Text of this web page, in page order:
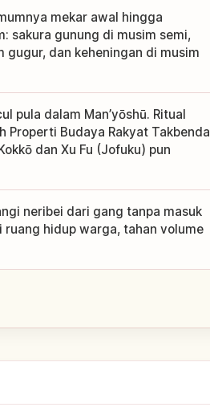
mekar awal hingga
sakura gunung di musim semi,
dan keheningan di musim
pula dalam Man’yōshū. Ritual
Properti Budaya Rakyat Takbenda
dan Xu Fu (Jofuku) pun
neribei dari gang tanpa masuk
hidup warga, tahan volume